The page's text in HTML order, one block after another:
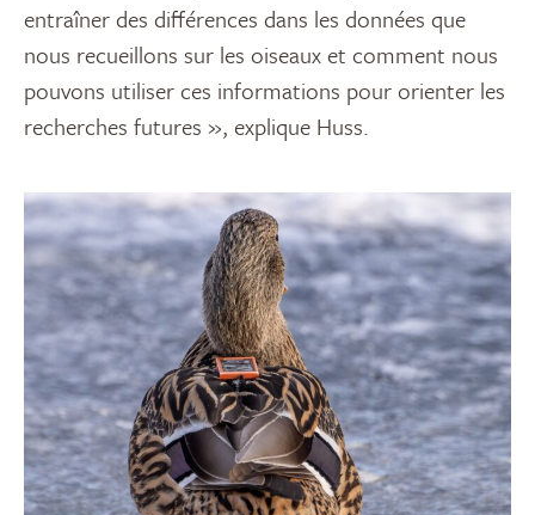
entraîner des différences dans les données que
nous recueillons sur les oiseaux et comment nous
pouvons utiliser ces informations pour orienter les
recherches futures », explique Huss.